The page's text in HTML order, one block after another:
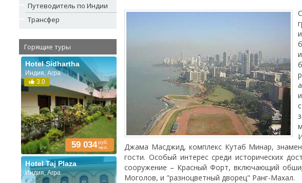
Путеводитель по Индии
Трансфер
Горящие туры
Hotel Sidhartha
Индия, Агра
3.0
59 034руб.
чел.
Hotel Taj Plaza
Индия, Агра
Джама Масджид, комплекс Кутаб Минар,
гости. Особый интерес среди исторических
сооружение – Красный Форт, включающий
Моголов, и "разноцветный дворец" Ранг-Махал.